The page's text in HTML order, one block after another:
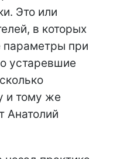
Это или
в которых
параметры при
устаревшие
и тому же
Анатолий